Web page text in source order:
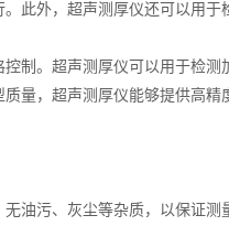
此外，超声测厚仪还可以用于
。超声测厚仪可以用于检测
量，超声测厚仪能够提供高
污、灰尘等杂质，以保证测